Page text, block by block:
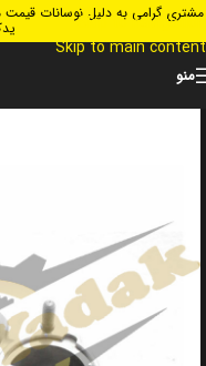
Skip to navigation
Skip to main content
مشتری گرامی به دلیل نوسانات قیمت
منو